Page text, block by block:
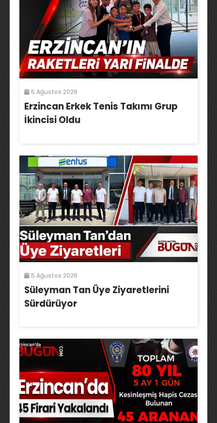
5 Ağustos 2026
Erzincan Erkek Tenis Takımı Grup
İkincisi Oldu
5 Ağustos 2026
Süleyman Tan Üye Ziyaretlerini
Sürdürüyor